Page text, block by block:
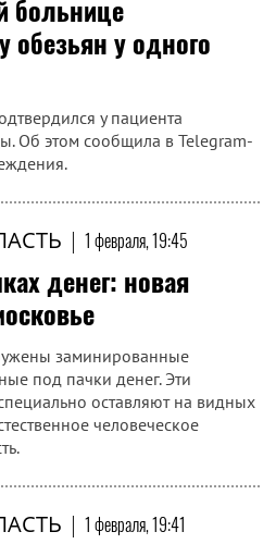
больнице
обезьян у одного
у пациента
Об этом сообщила в Telegram-
| 1 февраля, 19:45
денег: новая
заминированные
под пачки денег. Эти
оставляют на видных
человеческое
| 1 февраля, 19:41